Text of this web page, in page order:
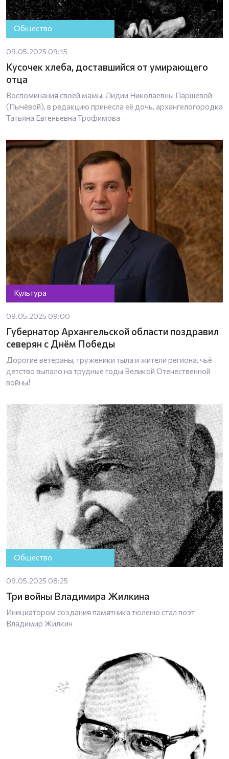
Общество
09.05.2025 09:15
Кусочек хлеба, доставшийся от умирающего
отца
Воспоминания своей мамы, Лидии Николаевны Паршевой
(Пычёвой), в редакцию принесла её дочь, архангелогородка
Татьяна Евгеньевна Трофимова
Культура
09.05.2025 09:00
Губернатор Архангельской области поздравил
северян с Днём Победы
Дорогие ветераны, труженики тыла и жители региона, чьё
детство выпало на трудные годы Великой Отечественной
войны!
Общество
09.05.2025 08:25
Три войны Владимира Жилкина
Инициатором создания памятника тюленю стал поэт
Владимир Жилкин